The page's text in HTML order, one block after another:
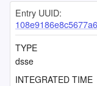
Entry UUID:
TYPE
dsse
INTEGRATED TIME